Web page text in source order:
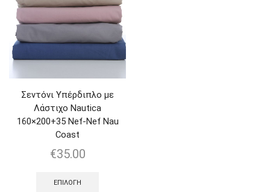
Σεντόνι Υπέρδιπλο με
Λάστιχο Nautica
160×200+35 Nef-Nef Nau
Coast
€35.00
ΕΠΙΛΟΓΉ